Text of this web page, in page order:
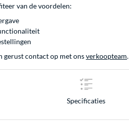
van de voordelen:
gerust contact op met onsverkoopteam.
Specificaties